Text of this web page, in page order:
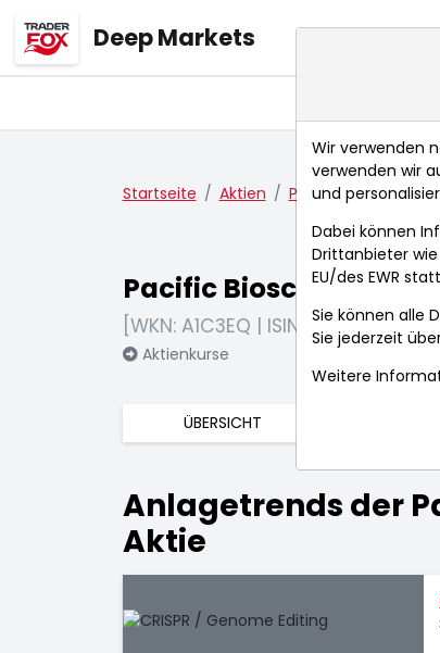
Deep Markets
Startseite Aktien Pacific Biosciences
Pacific Biosciences of
[WKN: A1C3EQ | ISIN:
Aktienkurse
ÜBERSICHT
Anlagetrends der
Aktie
Wir verwenden
verwenden wir
und
Dabei können
Drittanbieter
EU/des EWR
Sie können alle
Sie jederzeit
Weitere